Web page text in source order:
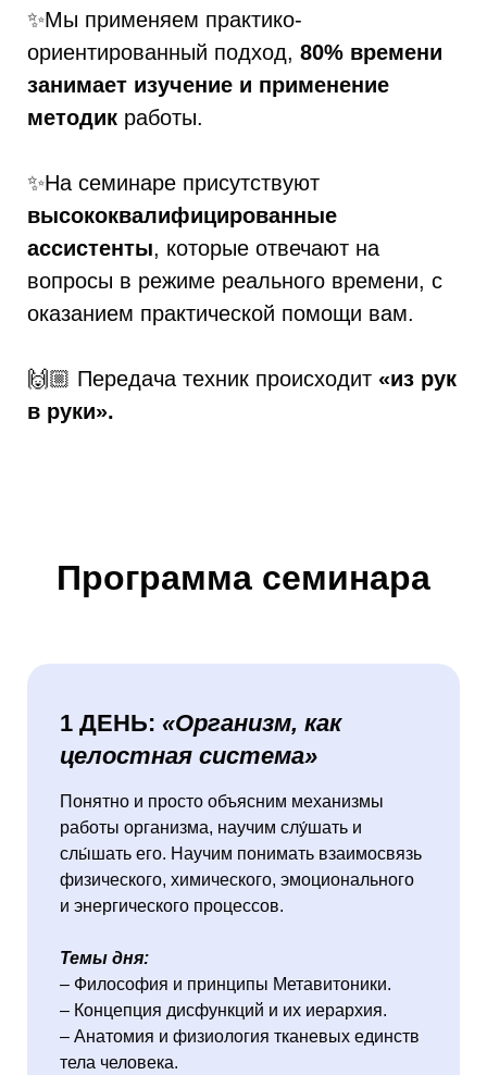
✨Мы применяем практико-
ориентированный подход, 80% времени
занимает изучение и применение
методик работы.
✨На семинаре присутствуют
высококвалифицированные
ассистенты, которые отвечают на
вопросы в режиме реального времени, с
оказанием практической помощи вам.
🙌🏼 Передача техник происходит «из рук
в руки».
Программа семинара
1 ДЕНЬ: «Организм, как
целостная система»
Понятно и просто объясним механизмы
работы организма, научим слу́шать и
слы́шать его. Научим понимать взаимосвязь
физического, химического, эмоционального
и энергического процессов.
Темы дня:
– Философия и принципы Метавитоники.
– Концепция дисфункций и их иерархия.
– Анатомия и физиология тканевых единств
тела человека.